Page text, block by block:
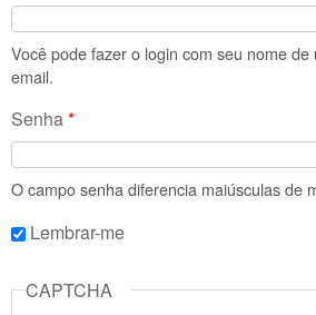
Você pode fazer o login com seu nome
email.
Senha*
O campo senha diferencia maiúsculas de
Lembrar-me
CAPTCHA